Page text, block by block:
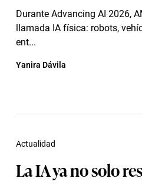
Durante Advancing AI 2026,
llamada IA física: robots,
ent...
Yanira Dávila
La IA ya no solo
Actualidad